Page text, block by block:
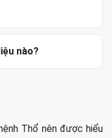
nào?
Thổ nên được hiểu